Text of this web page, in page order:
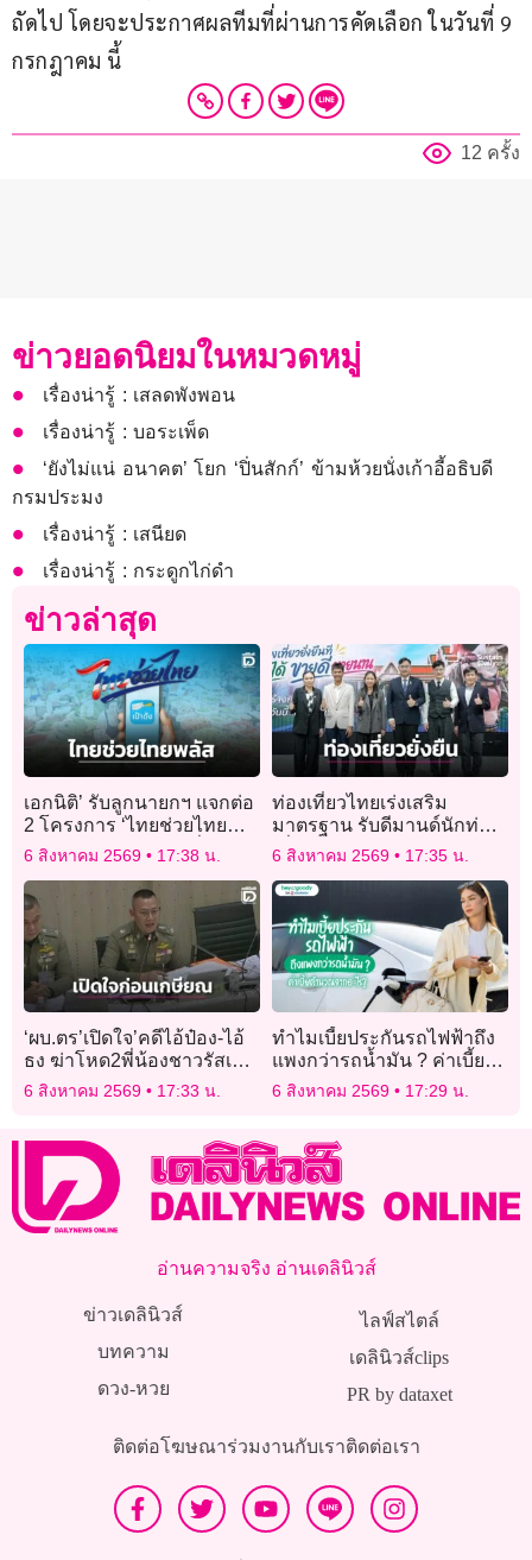
ถัดไป โดยจะประกาศผลทีมที่ผ่านการคัดเลือก ในวันที่ 9
กรกฎาคม นี้
12 ครั้ง
ข่าวยอดนิยมในหมวดหมู่
เรื่องน่ารู้ : เสลดพังพอน
เรื่องน่ารู้ : บอระเพ็ด
‘ยังไม่แน่ อนาคต’ โยก ‘ปิ่นสักก์’ ข้ามห้วยนั่งเก้าอี้อธิบดี
กรมประมง
เรื่องน่ารู้ : เสนียด
เรื่องน่ารู้ : กระดูกไก่ดำ
ข่าวล่าสุด
เอกนิติ’ รับลูกนายกฯ แจกต่อ
2 โครงการ ‘ไทยช่วยไทย
พลัส’เฟส 2 พ่วงไทยเที่ยวไทย
6 สิงหาคม 2569 17:38 น.
ท่องเที่ยวไทยเร่งเสริม
มาตรฐาน รับดีมานด์นักท่อง
เที่ยวสายรักษ์โลก
6 สิงหาคม 2569 17:35 น.
‘ผบ.ตร’เปิดใจ’คดีไอ้ป๋อง-ไอ้
ธง ฆ่าโหด2พี่น้องชาวรัสเซีย’
สงสาร’ลูกน้อง’ ทำแทบทุก
6 สิงหาคม 2569 17:33 น.
ทำไมเบี้ยประกันรถไฟฟ้าถึง
แพงกว่ารถน้ำมัน ? ค่าเบี้ย
คำนวณจากอะไร?
6 สิงหาคม 2569 17:29 น.
อ่านความจริง อ่านเดลินิวส์
ข่าวเดลินิวส์
บทความ
ดวง-หวย
ไลฟ์สไตล์
เดลินิวส์clips
PR by dataxet
ติดต่อโฆษณาร่วมงานกับเราติดต่อเรา